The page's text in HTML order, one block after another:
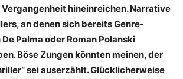
hineinreichen. Narrative
an denen sich bereits Genre-
Palma oder Roman Polanski
Böse Zungen könnten meinen, der
sei auserzählt. Glücklicherweise